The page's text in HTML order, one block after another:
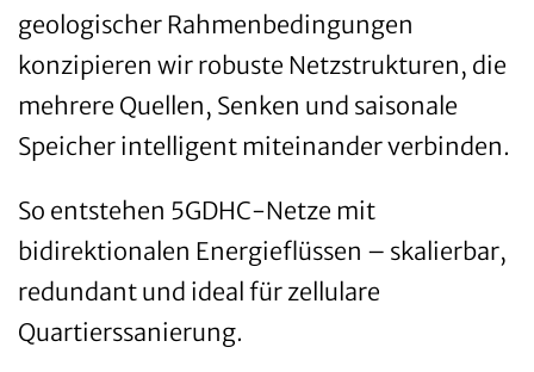
geologischer Rahmenbedingungen
konzipieren wir robuste Netzstrukturen, die
mehrere Quellen, Senken und saisonale
Speicher intelligent miteinander verbinden.
So entstehen 5GDHC-Netze mit
bidirektionalen Energieflüssen – skalierbar,
redundant und ideal für zellulare
Quartierssanierung.